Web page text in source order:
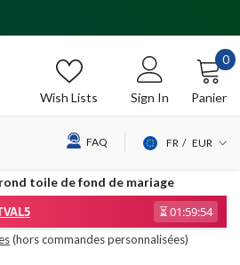
Wish Lists Sign In Panier
00
FAQ FR
EUR
EUR
GBP
toile de fond de mariage
⏳01:59:53
(hors commandes personnalisées)